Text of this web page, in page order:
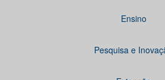
Ensino
Pesquisa e